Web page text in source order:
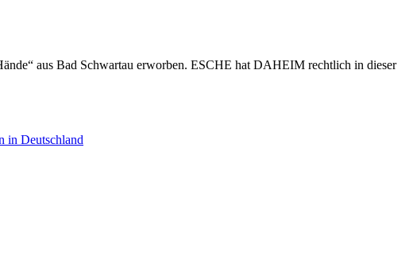
aus Bad Schwartau erworben. ESCHE hat DAHEIM rechtlich in dieser
in Deutschland